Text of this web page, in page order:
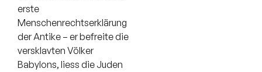
erste
Menschenrechtserklärung
der Antike – er befreite die
versklavten Völker
Babylons, liess die Juden